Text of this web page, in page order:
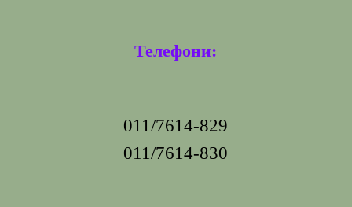
Телефони:
011/7614-829
011/7614-830